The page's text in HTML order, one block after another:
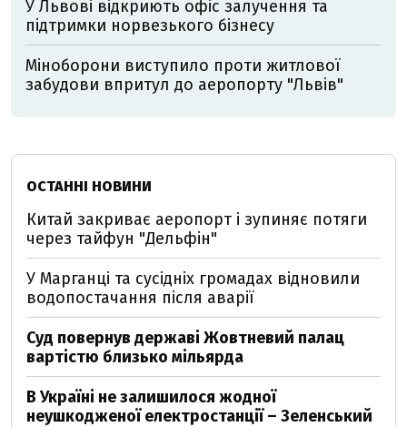
У Львові відкриють офіс залучення та
підтримки норвезького бізнесу
Міноборони виступило проти житлової
забудови впритул до аеропорту "Львів"
ОСТАННІ НОВИНИ
Китай закриває аеропорт і зупиняє потяги
через тайфун "Дельфін"
У Марганці та сусідніх громадах відновили
водопостачання після аварії
Суд повернув державі Жовтневий палац
вартістю близько мільярда
В Україні не залишилося жодної
неушкодженої електростанції – Зеленський